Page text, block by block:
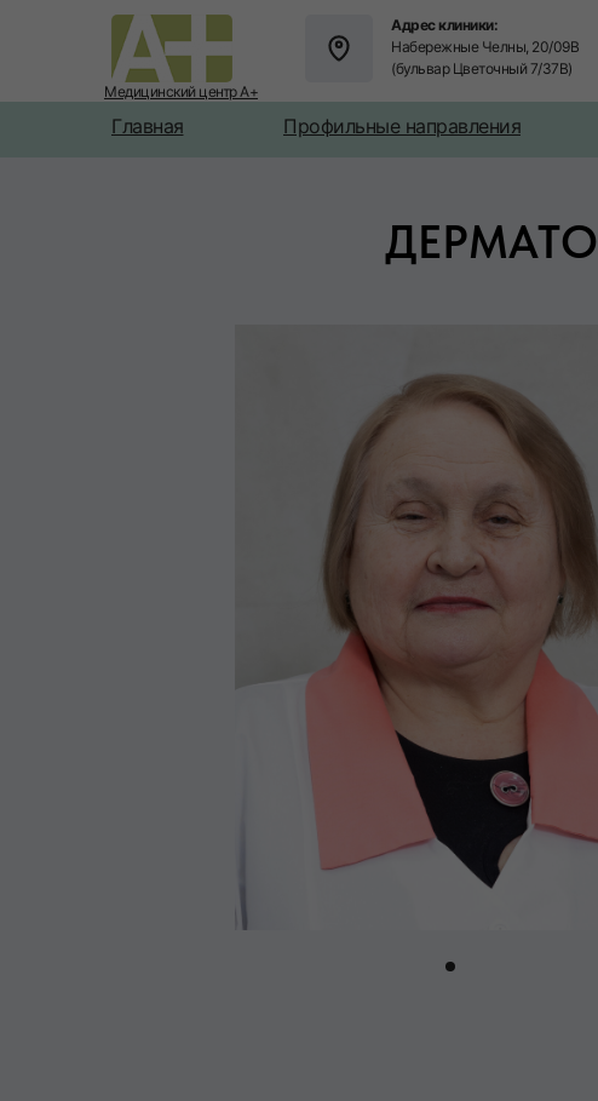
Адрес клиники:
Набережные Челны, 20/09В
(бульвар Цветочный 7/37В)
Профильные направления
Главная
Медицинский центр А+